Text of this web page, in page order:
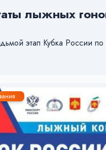
лыжных
этап Кубка